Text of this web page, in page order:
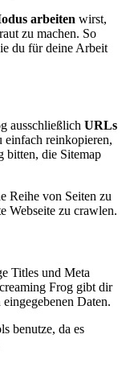
arbeiten wirst,
zu machen. So
du für deine Arbeit
ausschließlich URLs
einfach reinkopieren,
bitten, die Sitemap
Reihe von Seiten zu
Webseite zu crawlen.
Titles und Meta
Frog gibt dir
Daten.
benutze, da es